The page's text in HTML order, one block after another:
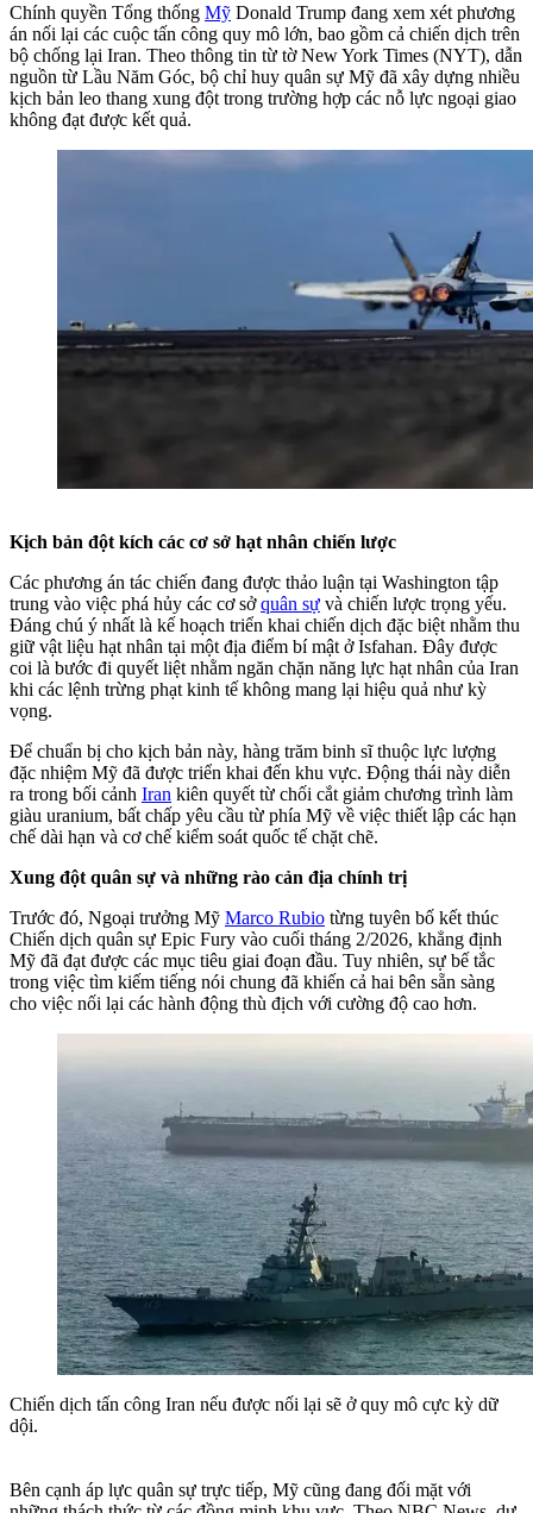
Chính quyền Tổng thống Mỹ Donald Trump đang xem xét phương
án nối lại các cuộc tấn công quy mô lớn, bao gồm cả chiến dịch trên
bộ chống lại Iran. Theo thông tin từ tờ New York Times (NYT), dẫn
nguồn từ Lầu Năm Góc, bộ chỉ huy quân sự Mỹ đã xây dựng nhiều
kịch bản leo thang xung đột trong trường hợp các nỗ lực ngoại giao
không đạt được kết quả.
Kịch bản đột kích các cơ sở hạt nhân chiến lược
Các phương án tác chiến đang được thảo luận tại Washington tập
trung vào việc phá hủy các cơ sởquân sự và chiến lược trọng yếu.
Đáng chú ý nhất là kế hoạch triển khai chiến dịch đặc biệt nhằm thu
giữ vật liệu hạt nhân tại một địa điểm bí mật ở Isfahan. Đây được
coi là bước đi quyết liệt nhằm ngăn chặn năng lực hạt nhân của Iran
khi các lệnh trừng phạt kinh tế không mang lại hiệu quả như kỳ
vọng.
Để chuẩn bị cho kịch bản này, hàng trăm binh sĩ thuộc lực lượng
đặc nhiệm Mỹ đã được triển khai đến khu vực. Động thái này diễn
ra trong bối cảnh Iran kiên quyết từ chối cắt giảm chương trình làm
giàu uranium, bất chấp yêu cầu từ phía Mỹ về việc thiết lập các hạn
chế dài hạn và cơ chế kiểm soát quốc tế chặt chẽ.
Xung đột quân sự và những rào cản địa chính trị
Trước đó, Ngoại trưởng Mỹ Marco Rubio từng tuyên bố kết thúc
Chiến dịch quân sự Epic Fury vào cuối tháng 2/2026, khẳng định
Mỹ đã đạt được các mục tiêu giai đoạn đầu. Tuy nhiên, sự bế tắc
trong việc tìm kiếm tiếng nói chung đã khiến cả hai bên sẵn sàng
cho việc nối lại các hành động thù địch với cường độ cao hơn.
Chiến dịch tấn công Iran nếu được nối lại sẽ ở quy mô cực kỳ dữ
dội.
Bên cạnh áp lực quân sự trực tiếp, Mỹ cũng đang đối mặt với